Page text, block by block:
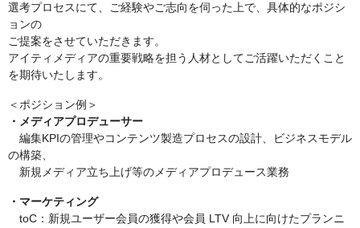
選考プロセスにて、ご経験やご志向を伺った上で、具体的なポジシ
ョンの
ご提案をさせていただきます。
アイティメディアの重要戦略を担う人材としてご活躍いただくこと
を期待いたします。
＜ポジション例＞
・メディアプロデューサー
編集KPIの管理やコンテンツ製造プロセスの設計、ビジネスモデル
の構築、
新規メディア立ち上げ等のメディアプロデュース業務
・マーケティング
toC：新規ユーザー会員の獲得や会員 LTV 向上に向けたプランニ